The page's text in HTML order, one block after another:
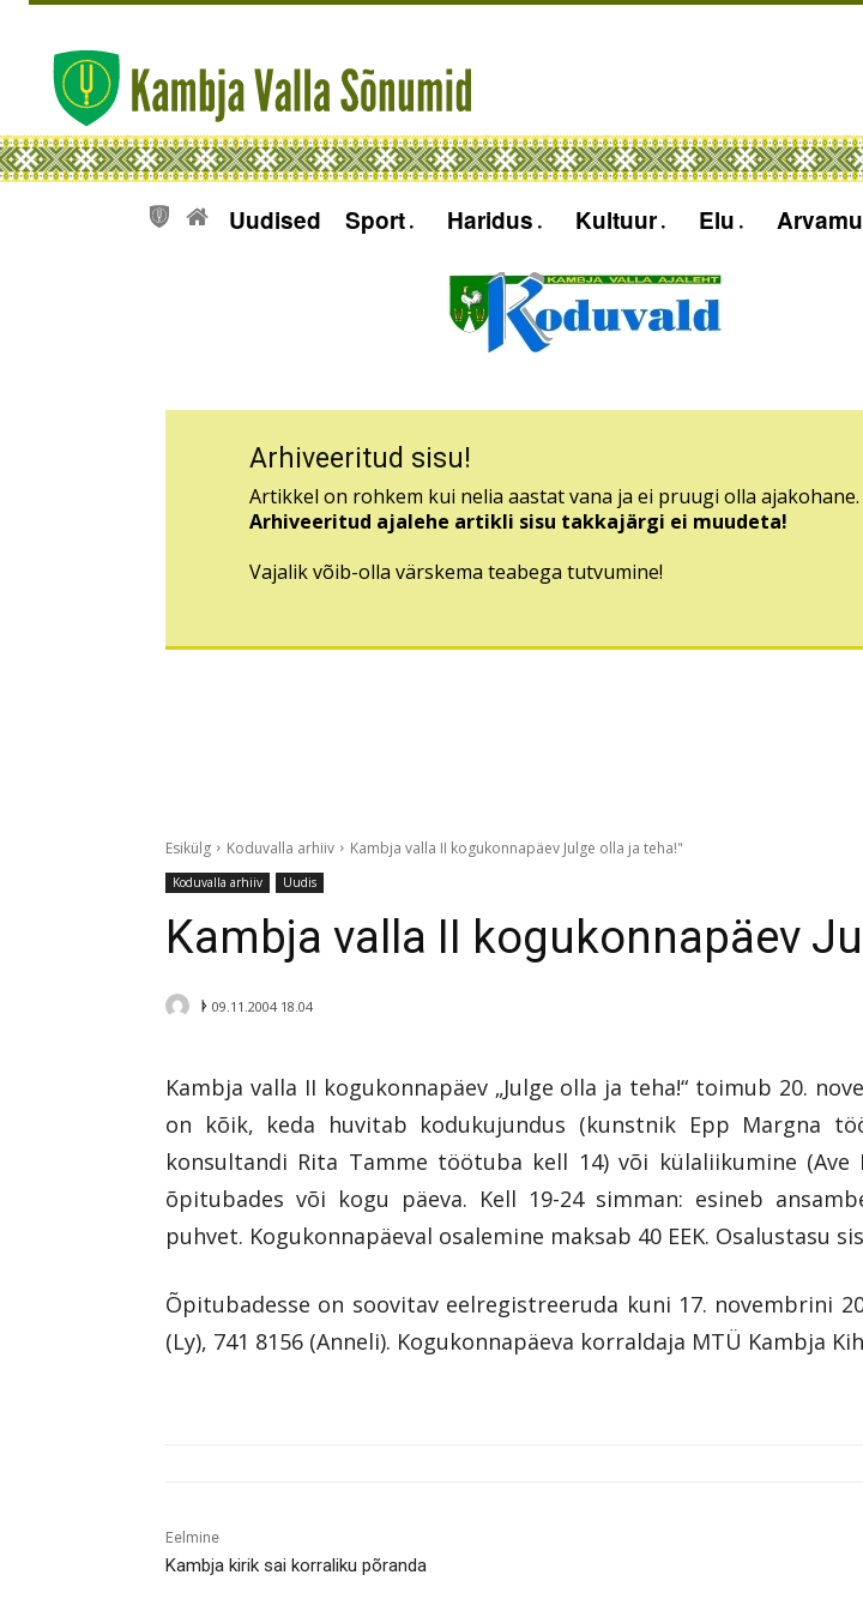
Uudised Sport Haridus Kultuur Elu
Arhiveeritud sisu!
Artikkel on rohkem kui nelia aastat vana ja ei pruugi olla ajakohane.
Arhiveeritud ajalehe artikli sisu takkajärgi ei muudeta!
Vajalik võib-olla värskema teabega tutvumine!
Esikülg Koduvalla arhiiv Kambja valla II kogukonnapäev Julge olla ja teha!"
Koduvalla arhiiv Uudis
Kambja valla II kogukonnapäev
ᚦ 09.11.2004 18.04
Kambja valla II kogukonnapäev „Julge olla ja teha!“ toimub 20.
on kõik, keda huvitab kodukujundus (kunstnik Epp Margna
konsultandi Rita Tamme töötuba kell 14) või külaliikumine
õpitubades või kogu päeva. Kell 19-24 simman: esineb
puhvet. Kogukonnapäeval osalemine maksab 40 EEK. Osalustasu
Õpitubadesse on soovitav eelregistreeruda kuni 17. novembrini
(Ly), 741 8156 (Anneli). Kogukonnapäeva korraldaja MTÜ Kambja
Eelmine
Kambja kirik sai korraliku põranda